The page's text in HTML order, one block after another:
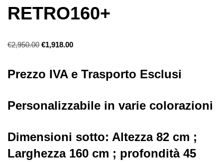
RETRO160+
€2,950.00 €1,918.00
Prezzo IVA e Trasporto Esclusi
Personalizzabile in varie colorazioni
Dimensioni sotto: Altezza 82 cm ;
Larghezza 160 cm ; profondità 45